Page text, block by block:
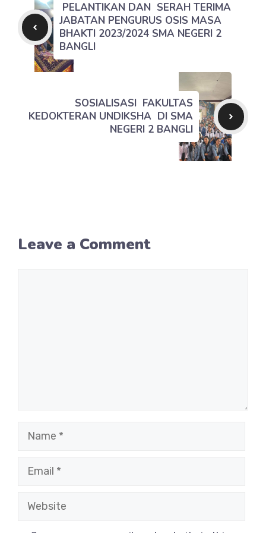
PELANTIKAN DAN SERAH TERIMA
JABATAN PENGURUS OSIS MASA
BHAKTI 2023/2024 SMA NEGERI 2
BANGLI
SOSIALISASI FAKULTAS
KEDOKTERAN UNDIKSHA DI SMA
NEGERI 2 BANGLI
Leave a Comment
Name
Email
Website